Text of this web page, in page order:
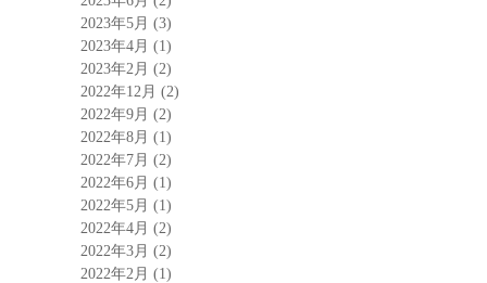
2023年5月 (3)
2023年4月 (1)
2023年2月 (2)
2022年12月 (2)
2022年9月 (2)
2022年8月 (1)
2022年7月 (2)
2022年6月 (1)
2022年5月 (1)
2022年4月 (2)
2022年3月 (2)
2022年2月 (1)